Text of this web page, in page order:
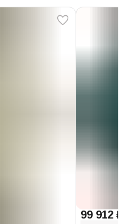
99 912 ₽